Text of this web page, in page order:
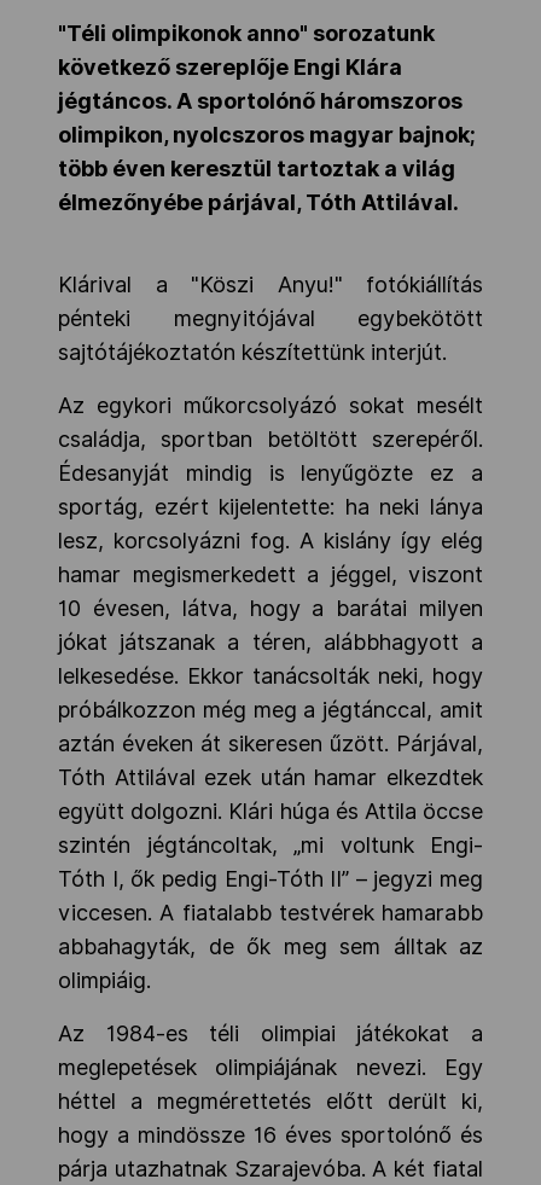
NOB
Társszervezetek
OVEP
Adatbank
"Téli olimpikonok anno" sorozatunk
következő szereplője Engi Klára
jégtáncos. A sportolónő háromszoros
olimpikon, nyolcszoros magyar bajnok;
több éven keresztül tartoztak a világ
élmezőnyébe párjával, Tóth Attilával.
Klárival a "Köszi Anyu!" fotókiállítás
pénteki megnyitójával egybekötött
sajtótájékoztatón készítettünk interjút.
Az egykori műkorcsolyázó sokat mesélt
családja, sportban betöltött szerepéről.
Édesanyját mindig is lenyűgözte ez a
sportág, ezért kijelentette: ha neki lánya
lesz, korcsolyázni fog. A kislány így elég
hamar megismerkedett a jéggel, viszont
10 évesen, látva, hogy a barátai milyen
jókat játszanak a téren, alábbhagyott a
lelkesedése. Ekkor tanácsolták neki, hogy
próbálkozzon még meg a jégtánccal, amit
aztán éveken át sikeresen űzött. Párjával,
Tóth Attilával ezek után hamar elkezdtek
együtt dolgozni. Klári húga és Attila öccse
szintén jégtáncoltak, „mi voltunk Engi-
Tóth I, ők pedig Engi-Tóth II” – jegyzi meg
viccesen. A fiatalabb testvérek hamarabb
abbahagyták, de ők meg sem álltak az
olimpiáig.
Az 1984-es téli olimpiai játékokat a
meglepetések olimpiájának nevezi. Egy
héttel a megmérettetés előtt derült ki,
hogy a mindössze 16 éves sportolónő és
párja utazhatnak Szarajevóba. A két fiatal